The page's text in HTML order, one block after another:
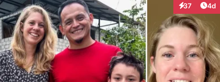
37
Interaktionen
4d